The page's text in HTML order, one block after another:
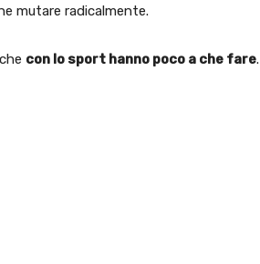
mutare radicalmente.
con lo sport hanno poco a che fare.